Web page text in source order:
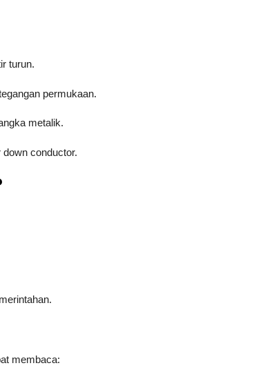
turun.
permukaan.
metalik.
down conductor.
membaca: